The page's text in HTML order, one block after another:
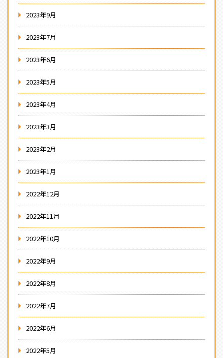
2023年9月
2023年7月
2023年6月
2023年5月
2023年4月
2023年3月
2023年2月
2023年1月
2022年12月
2022年11月
2022年10月
2022年9月
2022年8月
2022年7月
2022年6月
2022年5月